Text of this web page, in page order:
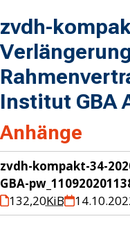
zvdh-
Institut GBA
Anhänge
zvdh-kompakt-34-
GBA-
132,20KiB